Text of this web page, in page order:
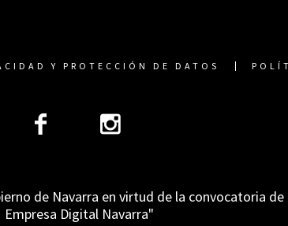
Y PROTECCIÓN DE DATOS
de Navarra en virtud de la convocatoria
Empresa Digital Navarra"